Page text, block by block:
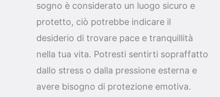
sogno è considerato un luogo sicuro e
protetto, ciò potrebbe indicare il
desiderio di trovare pace e tranquillità
nella tua vita. Potresti sentirti sopraffatto
dallo stress o dalla pressione esterna e
avere bisogno di protezione emotiva.